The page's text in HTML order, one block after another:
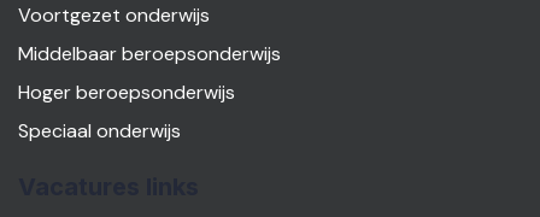
Voortgezet onderwijs
Middelbaar beroepsonderwijs
Hoger beroepsonderwijs
Speciaal onderwijs